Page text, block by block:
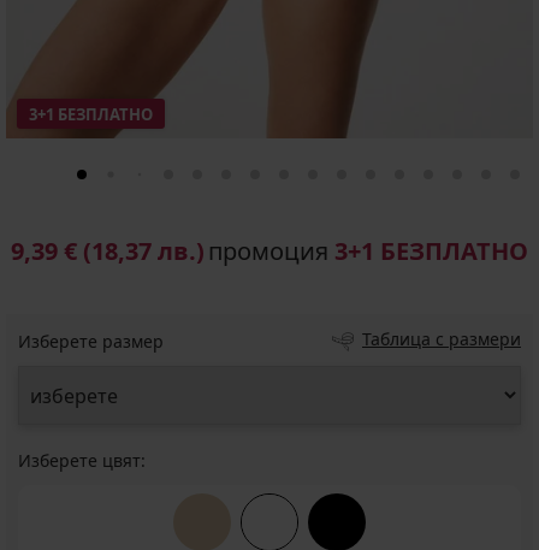
3+1 БЕЗПЛАТНО
9,39 € (18,37 лв.) промоция 3+1 БЕЗПЛАТНО
Изберете размер Таблица с размери
Изберете цвят: